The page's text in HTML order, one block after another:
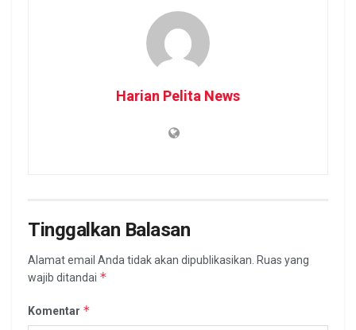
Harian Pelita News
Tinggalkan Balasan
Alamat email Anda tidak akan dipublikasikan. Ruas yang
wajib ditandai *
Komentar *